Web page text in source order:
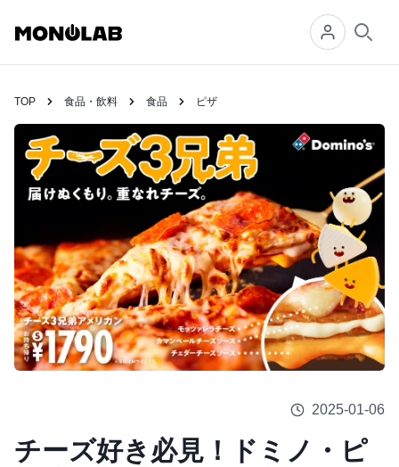
TOP 食品・飲料 食品 ピザ
2025-01-06
チーズ好き必見！ドミノ・ピ